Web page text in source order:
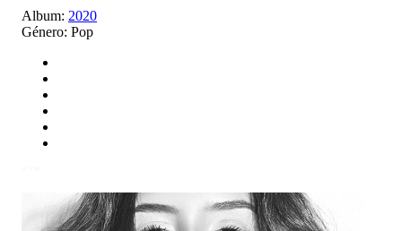
Album: 2020
Género: Pop